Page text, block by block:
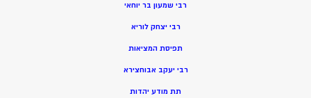
רבי שמעון בר יוחאי
רבי יצחק לוריא
תפיסת המציאות
רבי יעקב אבוחצירא
תת מודע יהדות